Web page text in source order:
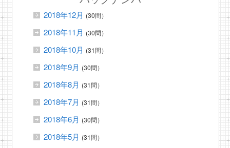
2018年12月 (30問）
2018年11月 (30問）
2018年10月 (31問）
2018年9月 (30問）
2018年8月 (31問）
2018年7月 (31問）
2018年6月 (30問）
2018年5月 (31問）